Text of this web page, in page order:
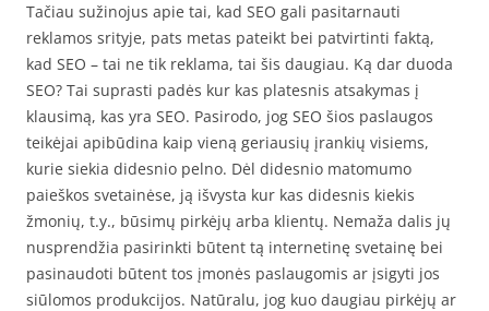
Tačiau sužinojus apie tai, kad SEO gali pasitarnauti
reklamos srityje, pats metas pateikt bei patvirtinti faktą,
kad SEO – tai ne tik reklama, tai šis daugiau. Ką dar duoda
SEO? Tai suprasti padės kur kas platesnis atsakymas į
klausimą, kas yra SEO. Pasirodo, jog SEO šios paslaugos
teikėjai apibūdina kaip vieną geriausių įrankių visiems,
kurie siekia didesnio pelno. Dėl didesnio matomumo
paieškos svetainėse, ją išvysta kur kas didesnis kiekis
žmonių, t.y., būsimų pirkėjų arba klientų. Nemaža dalis jų
nusprendžia pasirinkti būtent tą internetinę svetainę bei
pasinaudoti būtent tos įmonės paslaugomis ar įsigyti jos
siūlomos produkcijos. Natūralu, jog kuo daugiau pirkėjų ar